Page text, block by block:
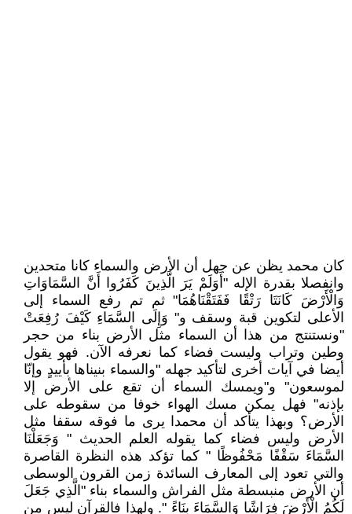
كان محمد يظن عن جهل أن الأرض والسماء كانا متحدين
وانفصلا بقدرة الإله "أَوَلَمْ يَرَ الَّذِينَ كَفَرُوا أَنَّ السَّمَاوَاتِ
وَالْأَرْضَ كَانَتَا رَتْقًا فَفَتَقْنَاهُمَا" ثم تم رفع السماء إلى
الأعلى لتكوين قبة وسقف و" وَإِلَى السَّمَاءِ كَيْفَ رُفِعَتْ
"ونستنتج من هذا أن السماء مثل الأرض بناء من حجر
وطين وتراب وليست فضاء كما نعرفه الآن. فهو يقول
أيضا في آيات أخرى لتأكيد جهله "والسماء بنيناها بأييدٍ وإنّا
لموسعون" و"ويمسك السماء أن تقع على الأرض إلا
بإذنه" فهل يمكن مسك الهواء خوفا من سقوطه على
الأرض؟ وبهذا يتأكد أن محمدا يرى ما فوقه سقفا مثل
الأرض وليس فضاء كما يقوله العلم الحديث " وَجَعَلْنَا
السَّمَاءَ سَقْفًا مَحْفُوظًا " كما تؤكد هذه النظرة القاصرة
والتي تعود إلى المعارف السائدة زمن القرون الوسطى
أن الأرض منبسطة مثل الفراش والسماء بناء "الَّذِي جَعَلَ
لَكُمُ الْأَرْضَ فِرَاشًا وَالسَّمَاءَ بِنَاءً ". ولهذا فالقرآن ليس من